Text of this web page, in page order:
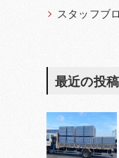
スタッフブ
最近の投稿